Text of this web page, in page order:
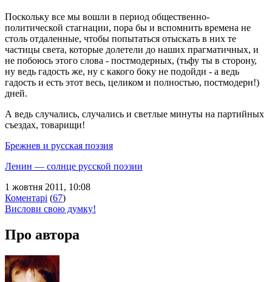
Поскольку все мы вошли в период общественно-
политической стагнации, пора бы и вспомнить времена не
столь отдаленные, чтобы попытаться отыскать в них те
частицы света, которые долетели до наших прагматичных, и
не побоюсь этого слова - постмодерных, (тьфу ты в сторону,
ну ведь гадость же, ну с какого боку не подойди - а ведь
гадость и есть этот весь, целиком и полностью, постмодерн!)
дней.
А ведь случались, случались и светлые минуты на партийных
съездах, товарищи!
Брежнев и русская поэзия
Ленин — солнце русской поэзии
1 жовтня 2011, 10:08
Коментарі (67)
Вислови свою думку!
Про автора